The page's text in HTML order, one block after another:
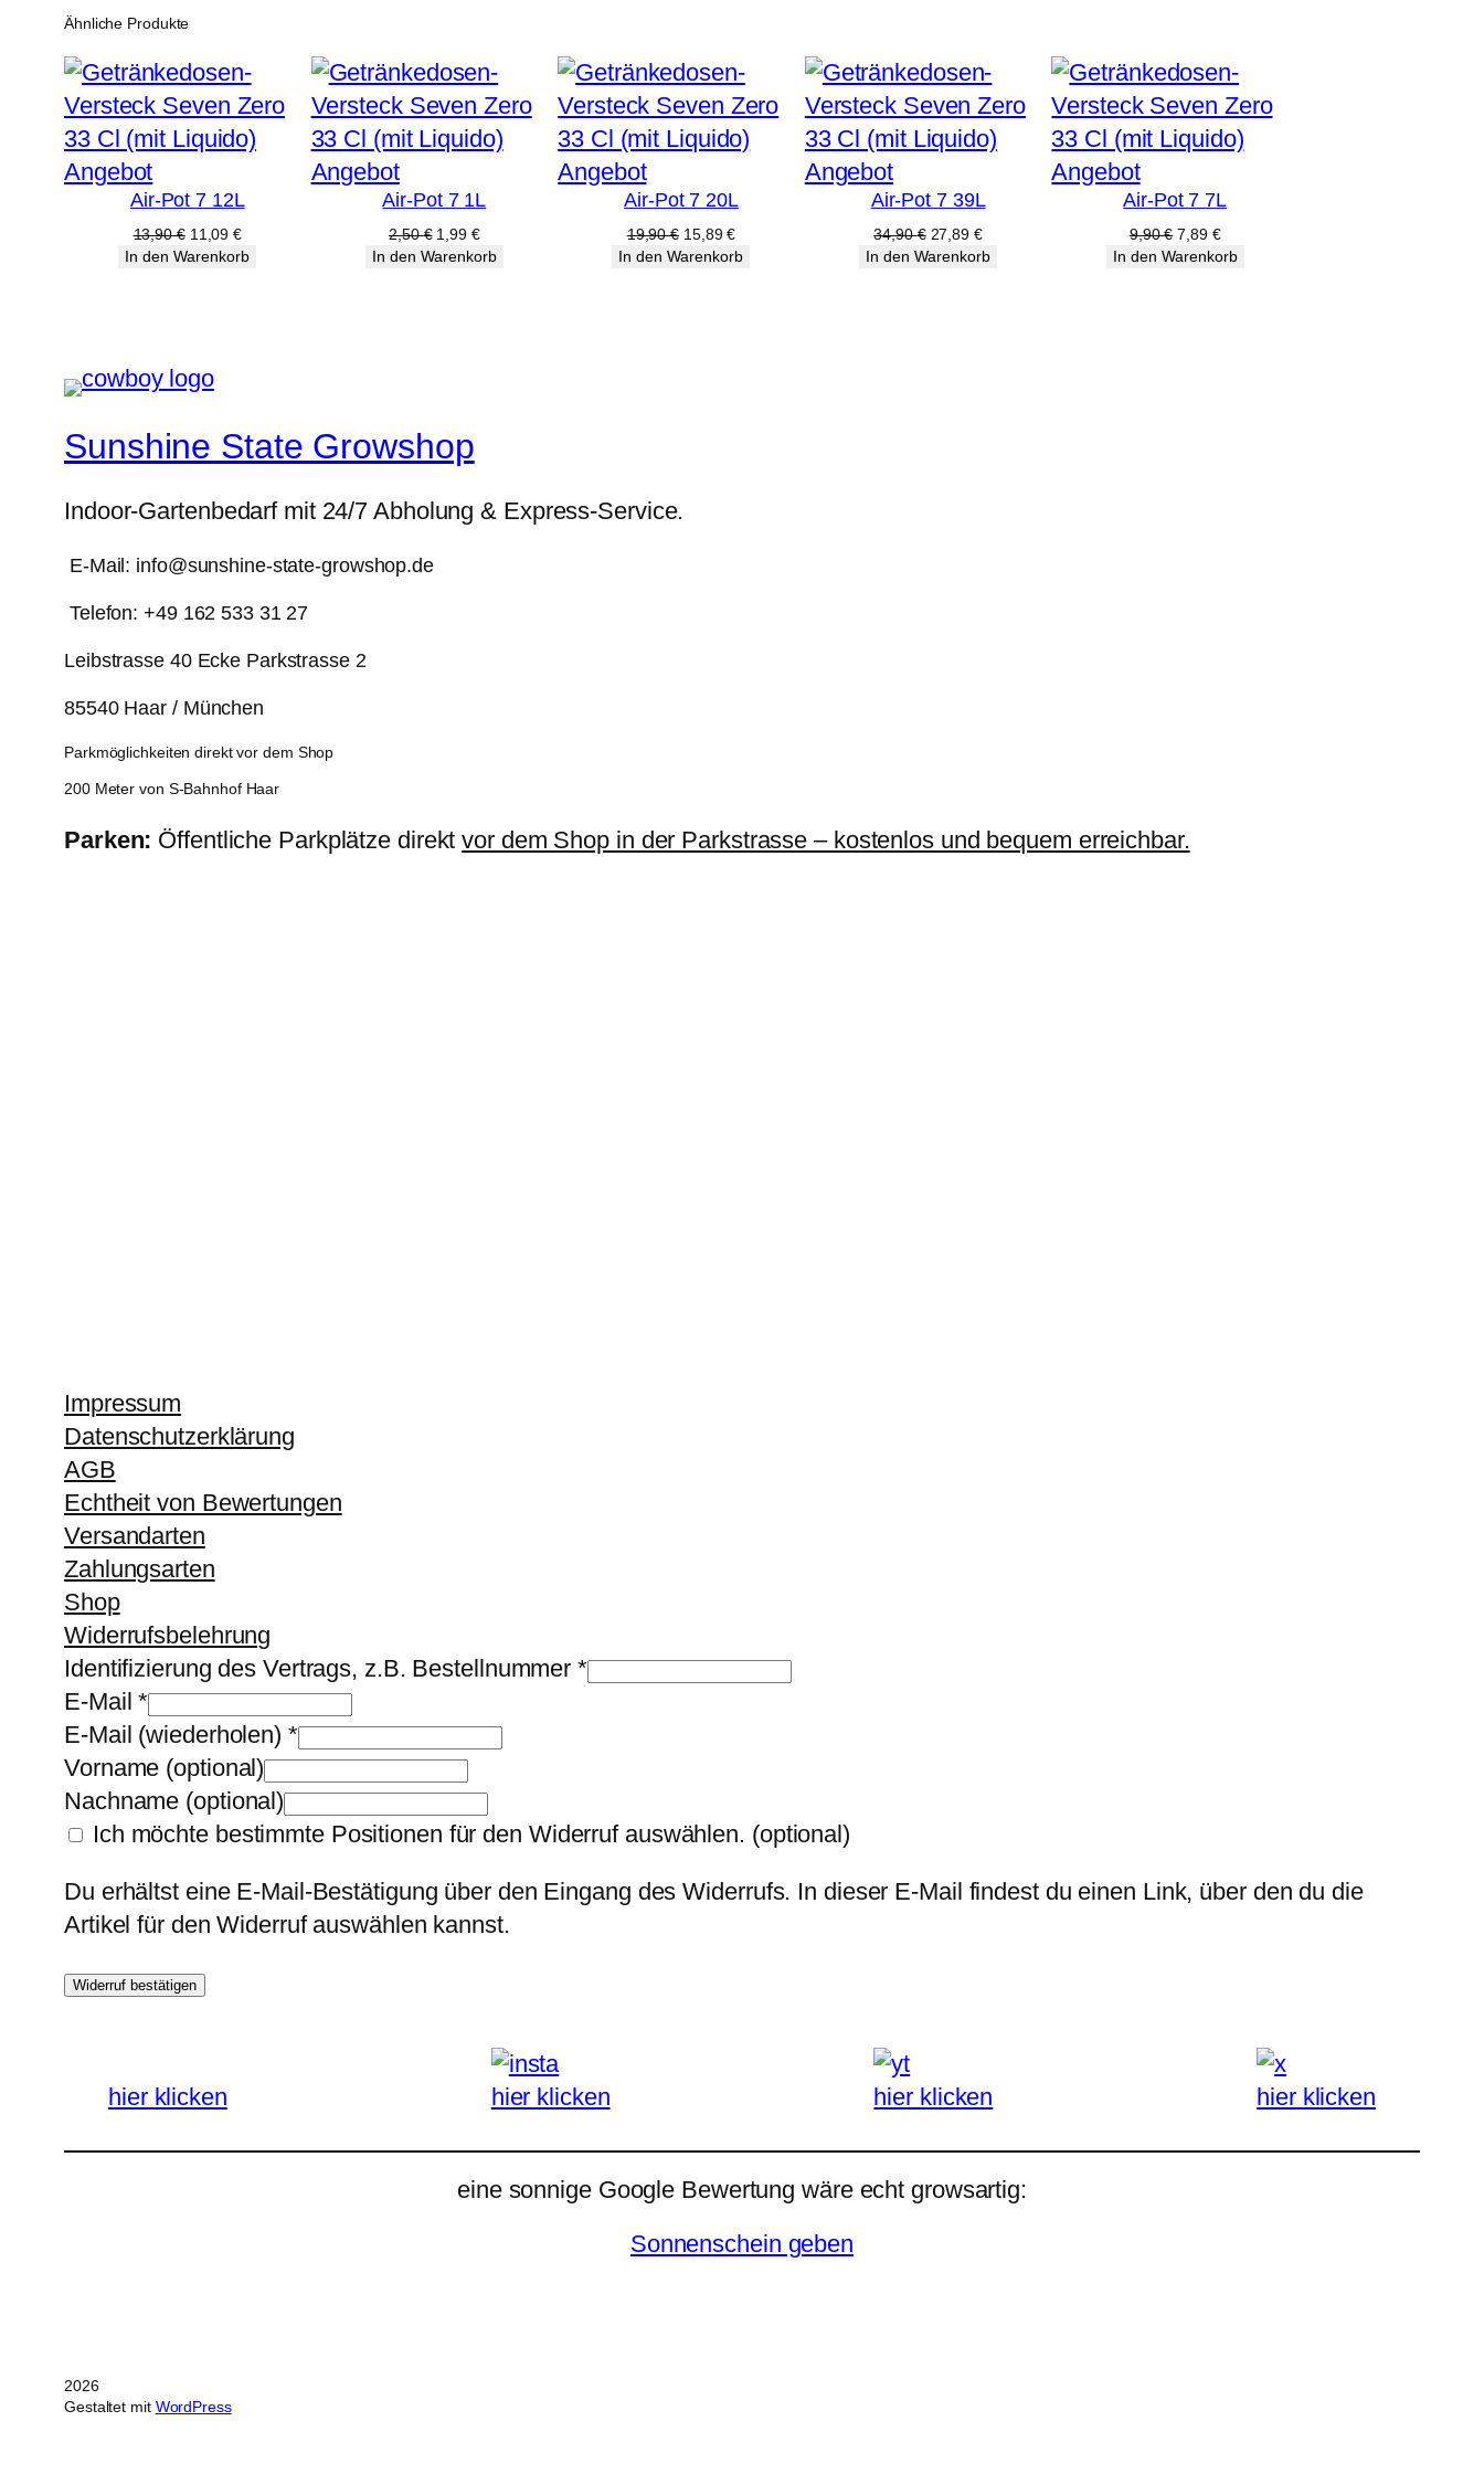
Ähnliche Produkte
AngebotProdukt
im
Angebot
Air-Pot 7 12L
13,90€ Ursprünglicher
Preis
11,09€Aktueller
Preis
In den Warenkorb
AngebotProdukt
im
Angebot
Air-Pot 7 1L
2,50€ Ursprünglicher
Preis
1,99 €Aktueller
Preis
In den Warenkorb
AngebotProdukt
im
Angebot
Air-Pot 7 20L
19,90€ Ursprünglicher
Preis
15,89€Aktueller
Preis
In den Warenkorb
AngebotProdukt
im
Angebot
Air-Pot 7 39L
34,90€ Ursprünglicher
Preis
27,89 €Aktueller
Preis
In den Warenkorb
AngebotProdukt
im
Angebot
Air-Pot 7 7L
9,90€ Ursprünglicher
Preis
7,89 €Aktueller
Preis
In den Warenkorb
Sunshine State Growshop
Indoor-Gartenbedarf mit 24/7 Abholung & Express-Service.
E-Mail: info@sunshine-state-growshop.de
Telefon: +49 162 533 31 27
Leibstrasse 40 Ecke Parkstrasse 2
85540 Haar / München
Parkmöglichkeiten direkt vor dem Shop
200 Meter von S-Bahnhof Haar
Parken: Öffentliche Parkplätze direktvor dem Shop in der Parkstrasse – kostenlos und bequem erreichbar.
Impressum
Datenschutzerklärung
AGB
Echtheit von Bewertungen
Versandarten
Zahlungsarten
Shop
Widerrufsbelehrung
Identifizierung des Vertrags, z.B. Bestellnummer*
E-Mail*
E-Mail (wiederholen) *
Vorname (optional)
Nachname (optional)
Ich möchte bestimmte Positionen für den Widerruf auswählen. (optional)
Du erhältst eine E-Mail-Bestätigung über den Eingang des Widerrufs. In dieser E-Mail findest du einen Link, über den du die
Artikel für den Widerruf auswählen kannst.
Widerruf bestätigen
hier klicken hier klicken hier klicken hier klicken
eine sonnige Google Bewertung wäre echt growsartig:
Sonnenschein geben
2026
Gestaltet mit WordPress